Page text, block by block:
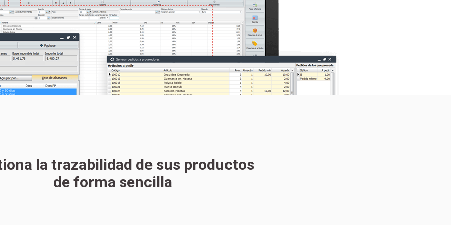
la trazabilidad de sus productos
de forma sencilla